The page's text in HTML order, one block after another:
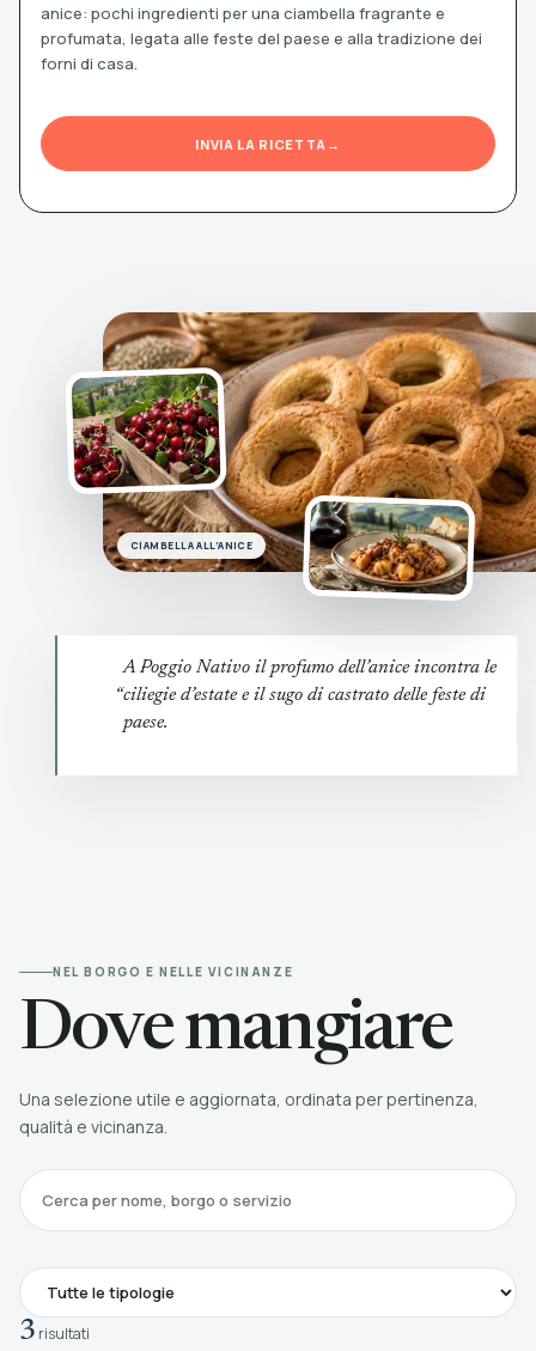
anice: pochi ingredienti per una ciambella fragrante e
profumata, legata alle feste del paese e alla tradizione dei
forni di casa.
INVIA LA RICETTA →
CIAMBELLA ALL’ANICE
“
A Poggio Nativo il profumo dell’anice incontra le
ciliegie d’estate e il sugo di castrato delle feste di
paese.
NEL BORGO E NELLE VICINANZE
Dove mangiare
Una selezione utile e aggiornata, ordinata per pertinenza,
qualità e vicinanza.
3 risultati